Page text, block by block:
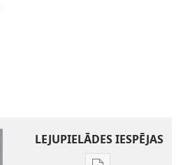
LEJUPIELĀDES IESPĒJAS